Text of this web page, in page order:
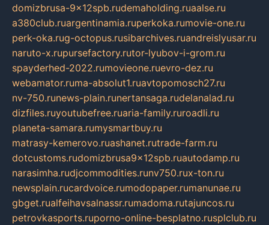
domizbrusa-9x12spb.rudemaholding.ruaalse.ru
a380club.ruargentinamia.ruperkoka.rumovie-one.ru
perk-oka.rug-octopus.rusibarchives.ruandreislyusar.ru
naruto-x.rupursefactory.rutor-lyubov-i-grom.ru
spayderhed-2022.rumovieone.ruevro-dez.ru
webamator.ruma-absolut1.ruavtopomosch27.ru
nv-750.runews-plain.runertansaga.rudelanalad.ru
dizfiles.ruyoutubefree.ruaria-family.ruroadli.ru
planeta-samara.rumysmartbuy.ru
matrasy-kemerovo.ruashanet.rutrade-farm.ru
dotcustoms.rudomizbrusa9x12spb.ruautodamp.ru
narasimha.rudjcommodities.runv750.rux-ton.ru
newsplain.rucardvoice.rumodopaper.rumanunae.ru
gbget.rualfeihavsalnassr.rumadoma.rutajuncos.ru
petrovkasports.ruporno-online-besplatno.rusplclub.ru